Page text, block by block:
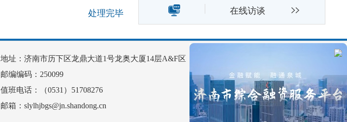
处理完毕 在线访谈
地址：济南市历下区龙鼎大道1号龙奥大厦14层A&F区
邮编编码：250099
值班电话：（0531）51708276
邮箱：slylhjbgs@jn.shandong.cn